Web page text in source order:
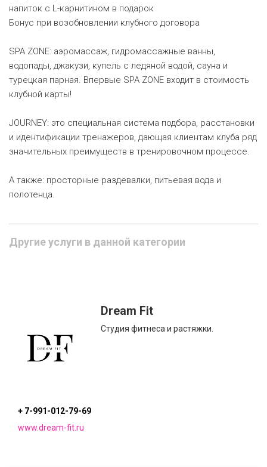
напиток с L-карнитином в подарок
Бонус при возобновлении клубного договора
SPA ZONE: аэромассаж, гидромассажные ванны,
водопады, джакузи, купель с ледяной водой, сауна и
турецкая парная. Впервые SPA ZONE входит в стоимость
клубной карты!
JOURNEY: это специальная система подбора, расстановки
и идентификации тренажеров, дающая клиентам клуба ряд
значительных преимуществ в тренировочном процессе.
А также: просторные раздевалки, питьевая вода и
полотенца.
Другие услуги в данной категории
Dream Fit
Студия фитнеса и растяжки.
+ 7-991-012-79-69
www.dream-fit.ru